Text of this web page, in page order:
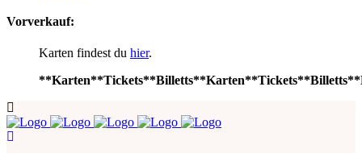
Vorverkauf:
Karten findest du hier.